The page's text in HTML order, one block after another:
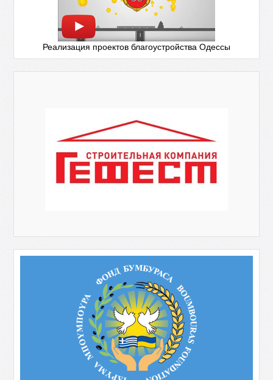
Реализация проектов благоустройства Одессы